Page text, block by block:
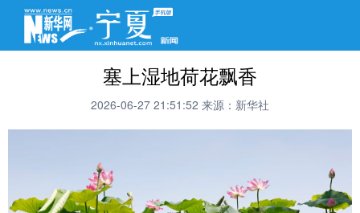
塞上湿地荷花飘香
2026-06-27 21:51:52 来源：新华社